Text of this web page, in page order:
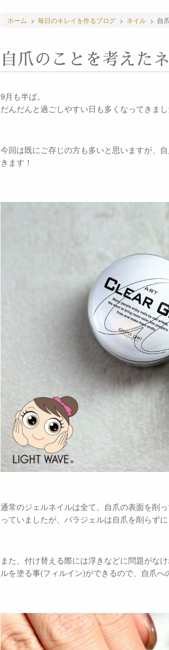
ホーム > 毎日のキレイを作るブログ > ネイル > 自
自爪のことを考えた
9月も半ば。
だんだんと過ごしやすい日も多くなってきまし
今回は既にご存じの方も多いと思いますが、
きます！
通常のジェルネイルは全て、自爪の表面を削
っていましたが、パラジェルは自爪を削らず
また、付け替える際には浮きなどに問題がな
ルを塗る事(フィルイン)ができるので、自爪へ